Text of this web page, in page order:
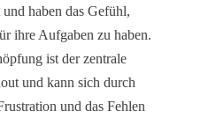
haben das Gefühl,
ihre Aufgaben zu haben.
ist der zentrale
und kann sich durch
und das Fehlen